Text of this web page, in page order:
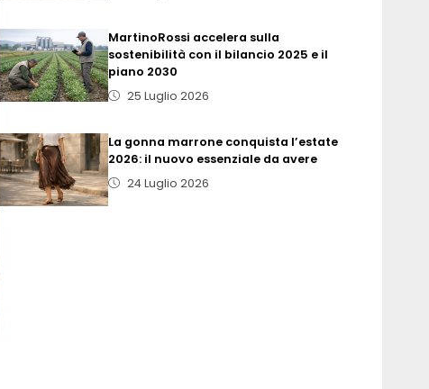
MartinoRossi accelera sulla
sostenibilità con il bilancio 2025 e il
piano 2030
25 Luglio 2026
La gonna marrone conquista l’estate
2026: il nuovo essenziale da avere
24 Luglio 2026